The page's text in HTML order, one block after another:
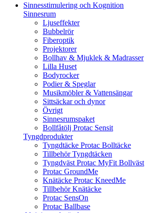
Sinnesstimulering och Kognition
Sinnesrum
Ljuseffekter
Bubbelrör
Fiberoptik
Projektorer
Bollhav & Mjuklek & Madrasser
Lilla Huset
Bodyrocker
Podier & Speglar
Musikmöbler & Vattensängar
Sittsäckar och dynor
Övrigt
Sinnesrumspaket
Bollfåtölj Protac Sensit
Tyngdprodukter
Tyngdtäcke Protac Bolltäcke
Tillbehör Tyngdtäcken
Tyngdväst Protac MyFit Bollväst
Protac GroundMe
Knätäcke Protac KneedMe
Tillbehör Knätäcke
Protac SensOn
Protac Ballbase